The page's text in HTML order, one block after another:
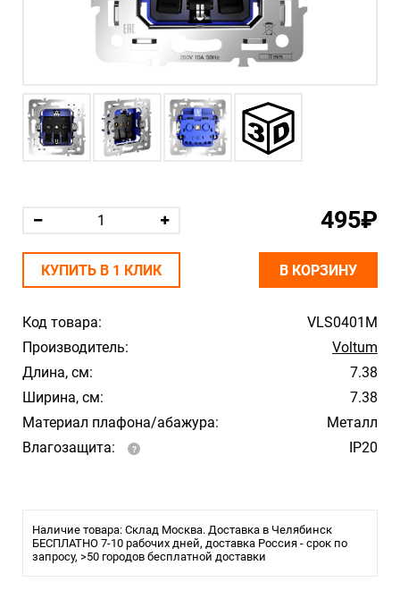
Код товара:
VLS0401M
Производитель:
Voltum
Длина, см:
7.38
Ширина, см:
7.38
Материал плафона/абажура:
Металл
Влагозащита:
IP20
Наличие товара: Склад Москва. Доставка в Челябинск
БЕСПЛАТНО 7-10 рабочих дней, доставка Россия - срок по
запросу, >50 городов бесплатной доставки
495₽
КУПИТЬ В 1 КЛИК В КОРЗИНУ